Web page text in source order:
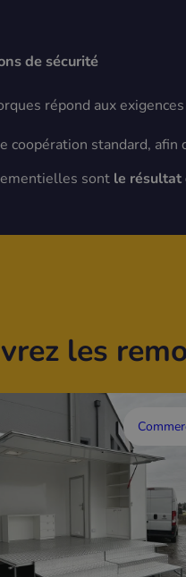
de sécurité
répond aux
coopération standard,
sont le résultat
les